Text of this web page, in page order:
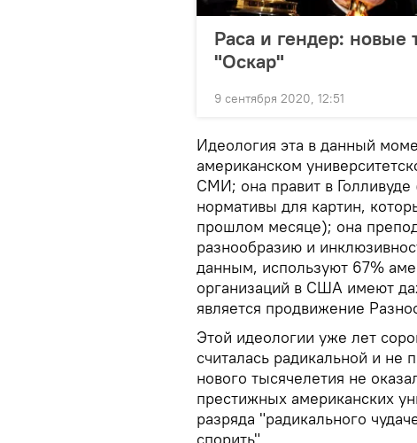
Раса и гендер: новые
"Оскар"
9 сентября 2020, 12:51
Идеология эта в данный
американском
СМИ; она правит в
нормативы для картин,
прошлом месяце); она
разнообразию и
данным, используют 67%
организаций в США имеют
является продвижение
Этой идеологии уже лет
считалась радикальной и не
нового тысячелетия не
престижных американских
разряда "радикального